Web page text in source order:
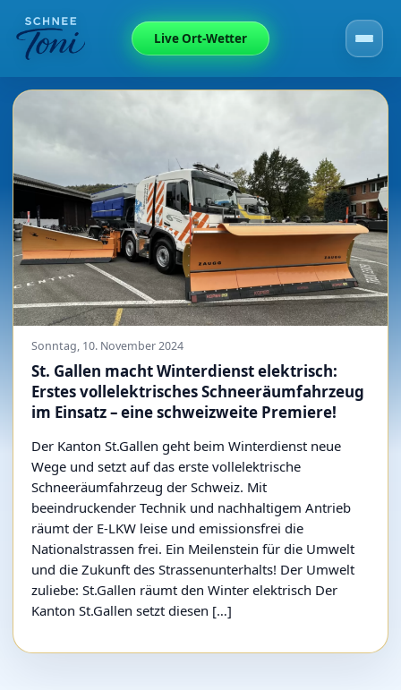
Live Ort-Wetter
Sonntag, 10. November 2024
St. Gallen macht Winterdienst elektrisch:
Erstes vollelektrisches Schneeräumfahrzeug
im Einsatz – eine schweizweite Premiere!
Der Kanton St.Gallen geht beim Winterdienst neue
Wege und setzt auf das erste vollelektrische
Schneeräumfahrzeug der Schweiz. Mit
beeindruckender Technik und nachhaltigem Antrieb
räumt der E-LKW leise und emissionsfrei die
Nationalstrassen frei. Ein Meilenstein für die Umwelt
und die Zukunft des Strassenunterhalts! Der Umwelt
zuliebe: St.Gallen räumt den Winter elektrisch Der
Kanton St.Gallen setzt diesen […]